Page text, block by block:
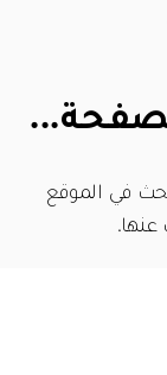
في الموقع